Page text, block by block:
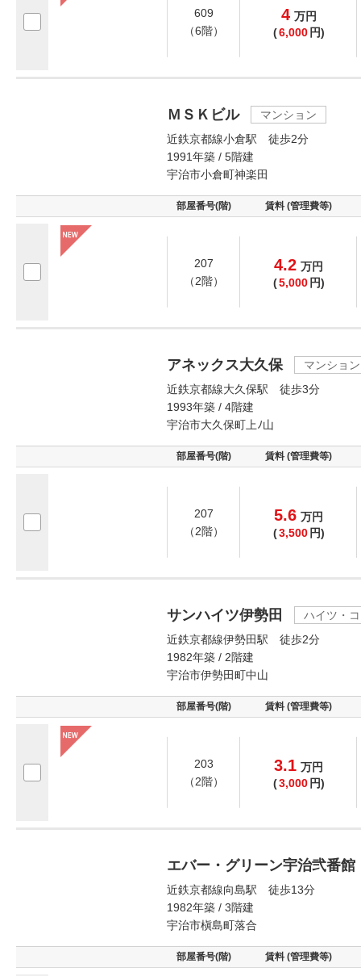
609
（6階）
4 万円
(6,000 円)
ＭＳＫビル
マンション
近鉄京都線小倉駅 徒歩2分
1991年築 / 5階建
宇治市小倉町神楽田
部屋番号(階) 賃料 (管理費等)
207
（2階）
4.2 万円
(5,000 円)
アネックス大久保
マンション
近鉄京都線大久保駅 徒歩3分
1993年築 / 4階建
宇治市大久保町上ﾉ山
部屋番号(階) 賃料 (管理費等)
207
（2階）
5.6 万円
(3,500 円)
サンハイツ伊勢田
ハイツ・
近鉄京都線伊勢田駅 徒歩2分
1982年築 / 2階建
宇治市伊勢田町中山
部屋番号(階) 賃料 (管理費等)
203
（2階）
3.1 万円
(3,000 円)
エバー・グリーン宇治弐番館
近鉄京都線向島駅 徒歩13分
1982年築 / 3階建
宇治市槇島町落合
部屋番号(階) 賃料 (管理費等)